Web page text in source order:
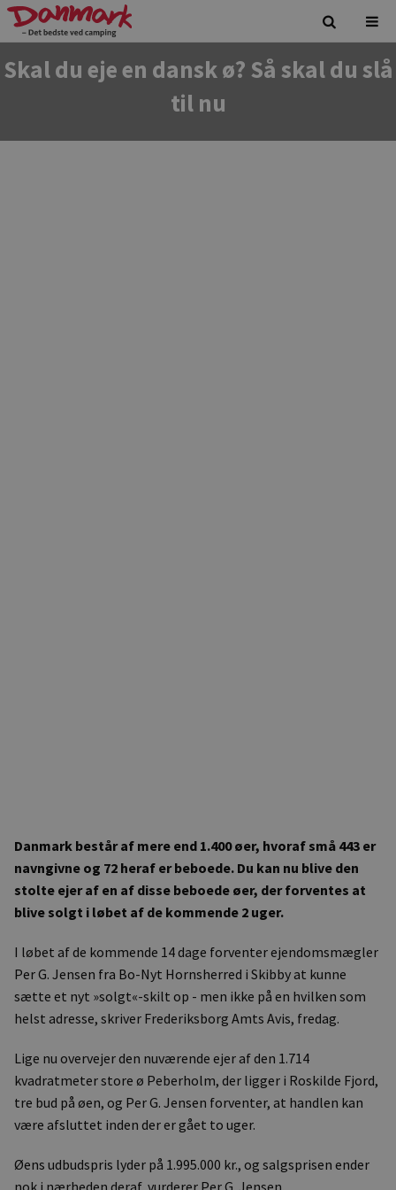
Skal du eje en dansk ø? Så skal du slå
til nu
Danmark består af mere end 1.400 øer, hvoraf små 443 er
navngivne og 72 heraf er beboede. Du kan nu blive den
stolte ejer af en af disse beboede øer, der forventes at
blive solgt i løbet af de kommende 2 uger.
I løbet af de kommende 14 dage forventer ejendomsmægler
Per G. Jensen fra Bo-Nyt Hornsherred i Skibby at kunne
sætte et nyt »solgt«-skilt op - men ikke på en hvilken som
helst adresse, skriver Frederiksborg Amts Avis, fredag.
Lige nu overvejer den nuværende ejer af den 1.714
kvadratmeter store ø Peberholm, der ligger i Roskilde Fjord,
tre bud på øen, og Per G. Jensen forventer, at handlen kan
være afsluttet inden der er gået to uger.
Øens udbudspris lyder på 1.995.000 kr., og salgsprisen ender